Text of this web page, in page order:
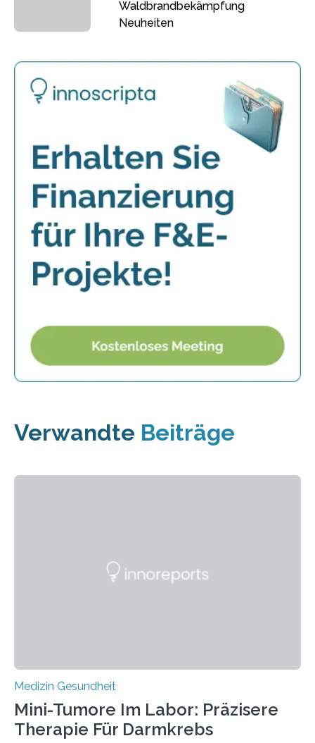
Waldbrandbekämpfung
Neuheiten
Verwandte Beiträge
Medizin Gesundheit
Mini-Tumore Im Labor: Präzisere
Therapie Für Darmkrebs